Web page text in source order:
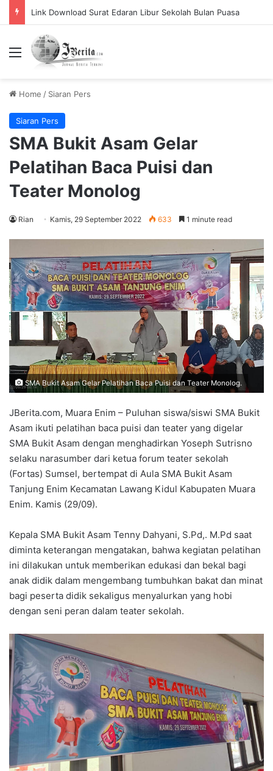
Menu
Home / Siaran Pers
Siaran Pers
SMA Bukit Asam Gelar
Pelatihan Baca Puisi dan
Teater Monolog
Rian Kamis, 29 September 2022 633 1 minute read
SMA Bukit Asam Gelar Pelatihan Baca Puisi dan Teater Monolog.
JBerita.com, Muara Enim – Puluhan siswa/siswi SMA Bukit
Asam ikuti pelatihan baca puisi dan teater yang digelar
SMA Bukit Asam dengan menghadirkan Yoseph Sutrisno
selaku narasumber dari ketua forum teater sekolah
(Fortas) Sumsel, bertempat di Aula SMA Bukit Asam
Tanjung Enim Kecamatan Lawang Kidul Kabupaten Muara
Enim. Kamis (29/09).
Kepala SMA Bukit Asam Tenny Dahyani, S.Pd,. M.Pd saat
diminta keterangan mengatakan, bahwa kegiatan pelatihan
ini dilakukan untuk memberikan edukasi dan bekal bagi
anak didik dalam mengembang tumbuhkan bakat dan minat
bagi peserta didik sekaligus menyalurkan yang hobi
dengan seni peran dalam teater sekolah.